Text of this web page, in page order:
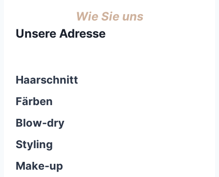
Wie Sie uns
Unsere Adresse
Haarschnitt
Färben
Blow-dry
Styling
Make-up